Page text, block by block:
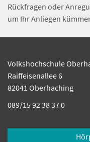
Rückfragen oder
um Ihr Anliegen
Volkshochschule
Raiffeisenallee 6
82041 Oberhaching
089/15 92 38 37 0